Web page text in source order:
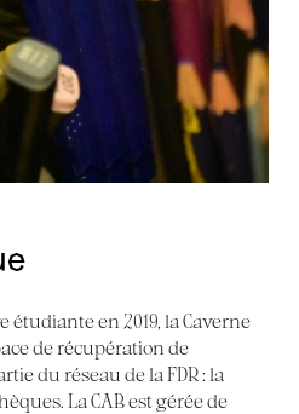
étudiante en 2019, la Caverne
de récupération de
du réseau de la FDR : la
La CAB est gérée de